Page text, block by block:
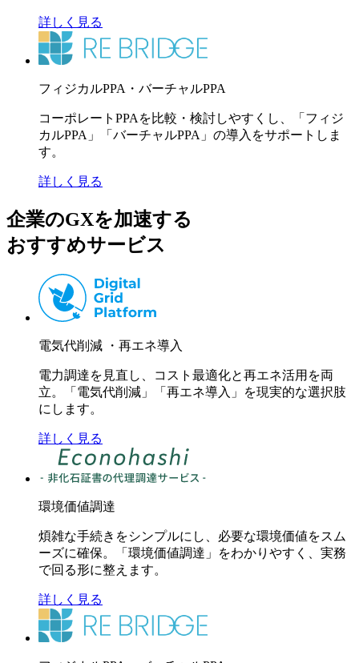
詳しく見る
フィジカルPPA・バーチャルPPA
コーポレートPPAを比較・検討しやすくし、「フィジ
カルPPA」「バーチャルPPA」の導入をサポートしま
す。
詳しく見る
企業のGXを加速する
おすすめサービス
電気代削減 ・再エネ導入
電力調達を見直し、コスト最適化と再エネ活用を両
立。「電気代削減」「再エネ導入」を現実的な選択肢
にします。
詳しく見る
環境価値調達
煩雑な手続きをシンプルにし、必要な環境価値をスム
ーズに確保。「環境価値調達」をわかりやすく、実務
で回る形に整えます。
詳しく見る